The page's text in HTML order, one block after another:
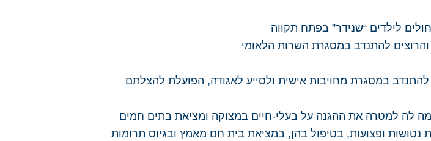
להתנדב במסגרת השרות הלאומי
להתנדב במסגרת מחויבות אישית ולסייע לאגודה, הפועלת להצלתם
לה למטרה את ההגנה על בעלי-חיים במצוקה ומציאת בתים חמים
נטושות ופצועות, בטיפול בהן, במציאת בית חם מאמץ ובגיוס תרומות